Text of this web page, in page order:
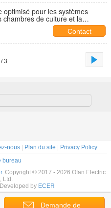
optimisé pour les systèmes
chambres de culture et la
Contact
3
Demande de
nous Plan du site
Privacy Policy
bureau
Copyright © 2017 - 2026 Ofan Electric
Ltd.
by ECER